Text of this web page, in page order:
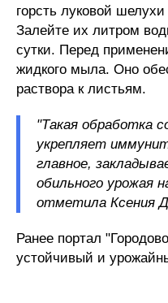
горсть луковой
Залейте их литром
сутки. Перед
жидкого мыла. Оно
раствора к листьям.
"Такая обработка
укрепляет
главное,
обильного урожая
отметила Ксения
Ранее портал
устойчивый и